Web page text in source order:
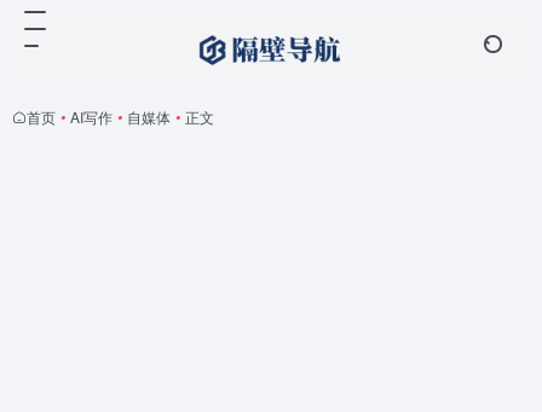
首页 • AI写作 • 自媒体 • 正文